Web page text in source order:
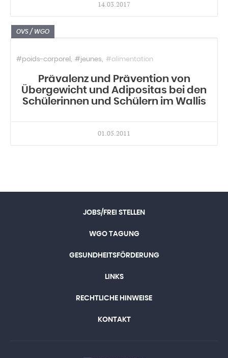
14.03.2017
OVS / WGO
#poids-corporel #jeunes #alimentation
Prävalenz und Prävention von
Übergewicht und Adipositas bei den
Schülerinnen und Schülern im Wallis
01.05.2011
JOBS/FREI STELLEN
WGO TAGUNG
GESUNDHEITSFÖRDERUNG
LINKS
RECHTLICHE HINWEISE
KONTAKT